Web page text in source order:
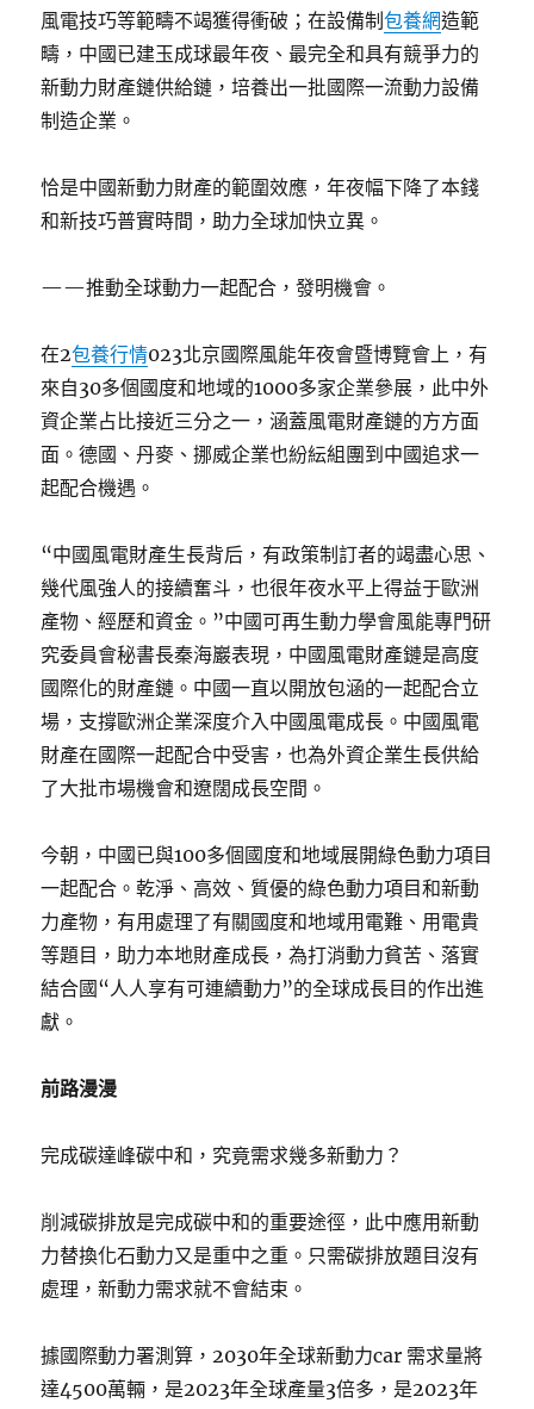
風電技巧等範疇不竭獲得衝破；在設備制包養網造範
疇，中國已建玉成球最年夜、最完全和具有競爭力的
新動力財產鏈供給鏈，培養出一批國際一流動力設備
制造企業。
恰是中國新動力財產的範圍效應，年夜幅下降了本錢
和新技巧普實時間，助力全球加快立異。
——推動全球動力一起配合，發明機會。
在2包養行情023北京國際風能年夜會暨博覽會上，有
來自30多個國度和地域的1000多家企業參展，此中外
資企業占比接近三分之一，涵蓋風電財產鏈的方方面
面。德國、丹麥、挪威企業也紛紜組團到中國追求一
起配合機遇。
“中國風電財產生長背后，有政策制訂者的竭盡心思、
幾代風強人的接續奮斗，也很年夜水平上得益于歐洲
產物、經歷和資金。”中國可再生動力學會風能專門研
究委員會秘書長秦海巖表現，中國風電財產鏈是高度
國際化的財產鏈。中國一直以開放包涵的一起配合立
場，支撐歐洲企業深度介入中國風電成長。中國風電
財產在國際一起配合中受害，也為外資企業生長供給
了大批市場機會和遼闊成長空間。
今朝，中國已與100多個國度和地域展開綠色動力項目
一起配合。乾淨、高效、質優的綠色動力項目和新動
力產物，有用處理了有關國度和地域用電難、用電貴
等題目，助力本地財產成長，為打消動力貧苦、落實
結合國“人人享有可連續動力”的全球成長目的作出進
獻。
前路漫漫
完成碳達峰碳中和，究竟需求幾多新動力？
削減碳排放是完成碳中和的重要途徑，此中應用新動
力替換化石動力又是重中之重。只需碳排放題目沒有
處理，新動力需求就不會結束。
據國際動力署測算，2030年全球新動力car 需求量將
達4500萬輛，是2023年全球產量3倍多，是2023年